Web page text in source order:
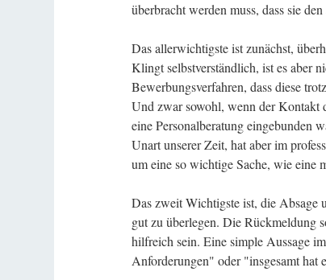
überbracht werden muss, dass sie
Das allerwichtigste ist zunächst,
Klingt selbstverständlich, ist es aber
Bewerbungsverfahren, dass diese
Und zwar sowohl, wenn der Kontakt
eine Personalberatung eingebunden
Unart unserer Zeit, hat aber im
um eine so wichtige Sache, wie eine
Das zweit Wichtigste ist, die Absage
gut zu überlegen. Die Rückmeldung
hilfreich sein. Eine simple Aussage
Anforderungen" oder "insgesamt hat